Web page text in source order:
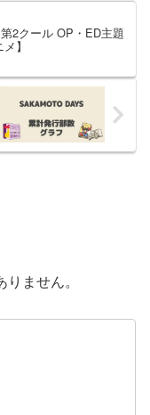
2クール OP・ED主題
】
ません。